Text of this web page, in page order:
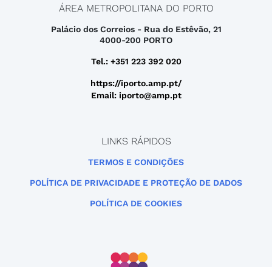
ÁREA METROPOLITANA DO PORTO
Palácio dos Correios - Rua do Estêvão, 21
4000-200 PORTO
Tel.: +351 223 392 020
https://iporto.amp.pt/
Email: iporto@amp.pt
LINKS RÁPIDOS
TERMOS E CONDIÇÕES
POLÍTICA DE PRIVACIDADE E PROTEÇÃO DE DADOS
POLÍTICA DE COOKIES